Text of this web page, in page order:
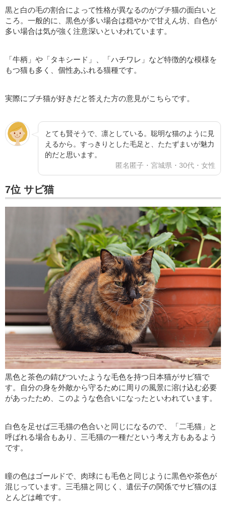
黒と白の毛の割合によって性格が異なるのがブチ猫の面白いと
ころ。一般的に、黒色が多い場合は穏やかで甘えん坊、白色が
多い場合は気が強く注意深いといわれています。
「牛柄」や「タキシード」、「ハチワレ」など特徴的な模様を
もつ猫も多く、個性あふれる猫種です。
実際にブチ猫が好きだと答えた方の意見がこちらです。
とても賢そうで、凛としている。聡明な猫のように見
えるから。すっきりとした毛足と、たたずまいが魅力
的だと思います。
匿名匿子・宮城県・30代・女性
7位 サビ猫
黒色と茶色の錆びついたような毛色を持つ日本猫がサビ猫で
す。自分の身を外敵から守るために周りの風景に溶け込む必要
があったため、このような色合いになったといわれています。
白色を足せば三毛猫の色合いと同じになるので、「二毛猫」と
呼ばれる場合もあり、三毛猫の一種だという考え方もあるよう
です。
瞳の色はゴールドで、肉球にも毛色と同じように黒色や茶色が
混じっています。三毛猫と同じく、遺伝子の関係でサビ猫のほ
とんどは雌です。